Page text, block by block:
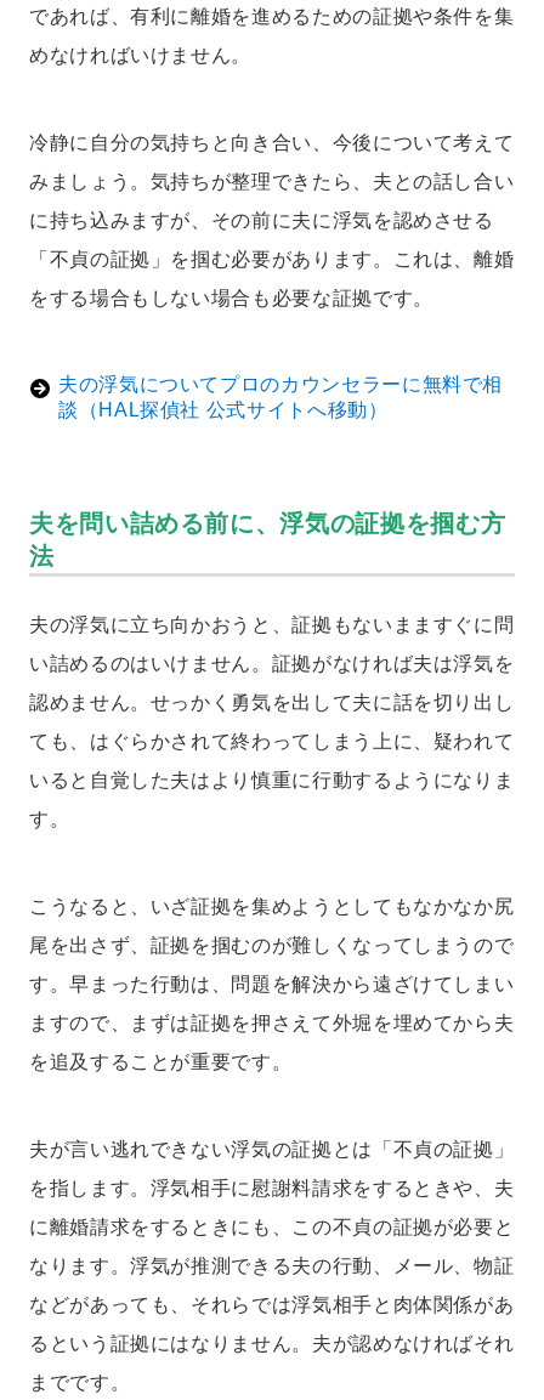
であれば、有利に離婚を進めるための証拠や条件を集
めなければいけません。
冷静に自分の気持ちと向き合い、今後について考えて
みましょう。気持ちが整理できたら、夫との話し合い
に持ち込みますが、その前に夫に浮気を認めさせる
「不貞の証拠」を掴む必要があります。これは、離婚
をする場合もしない場合も必要な証拠です。
夫の浮気についてプロのカウンセラーに無料で相
談（HAL探偵社 公式サイトへ移動）
夫を問い詰める前に、浮気の証拠を掴む方
法
夫の浮気に立ち向かおうと、証拠もないまますぐに問
い詰めるのはいけません。証拠がなければ夫は浮気を
認めません。せっかく勇気を出して夫に話を切り出し
ても、はぐらかされて終わってしまう上に、疑われて
いると自覚した夫はより慎重に行動するようになりま
す。
こうなると、いざ証拠を集めようとしてもなかなか尻
尾を出さず、証拠を掴むのが難しくなってしまうので
す。早まった行動は、問題を解決から遠ざけてしまい
ますので、まずは証拠を押さえて外堀を埋めてから夫
を追及することが重要です。
夫が言い逃れできない浮気の証拠とは「不貞の証拠」
を指します。浮気相手に慰謝料請求をするときや、夫
に離婚請求をするときにも、この不貞の証拠が必要と
なります。浮気が推測できる夫の行動、メール、物証
などがあっても、それらでは浮気相手と肉体関係があ
るという証拠にはなりません。夫が認めなければそれ
までです。